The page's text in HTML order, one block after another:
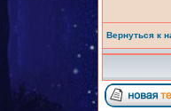
Вернуться к